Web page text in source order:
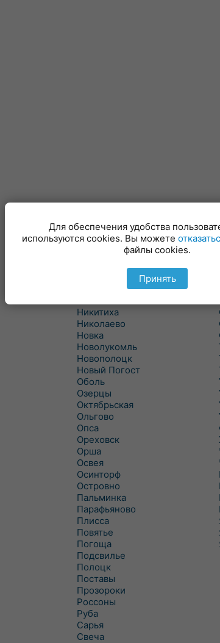
Лынтупы
Ляды
Мишневичи
Никитиха
Николаево
Новка
Новолукомль
Новополоцк
Новый Погост
Оболь
Озерцы
Октябрьская
Ольгово
Опса
Ореховск
Орша
Освея
Осинторф
Островно
Пальминка
Парафьяново
Плисса
Повятье
Погоща
Подсвилье
Полоцк
Поставы
Прозороки
Россоны
Руба
Сарья
Свеча
Для обеспечения удобства
используются cookies. Вы можете
файлы cookies.
Принять